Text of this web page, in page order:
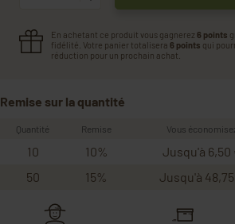
En achetant ce produit vous gagnerez 6 points
fidélité. Votre panier totalisera 6 points qui
réduction pour un prochain achat.
Remise sur la quantité
Quantité Remise Vous
10 10% Jusqu'à 6,50
50
15% Jusqu'à